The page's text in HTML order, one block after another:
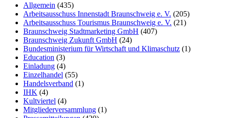
Allgemein (435)
Arbeitsausschuss Innenstadt Braunschweig e. V. (205)
Arbeitsausschuss Tourismus Braunschweig e. V. (21)
Braunschweig Stadtmarketing GmbH (407)
Braunschweig Zukunft GmbH (24)
Bundesministerium für Wirtschaft und Klimaschutz (1)
Education (3)
Einladung (4)
Einzelhandel (55)
Handelsverband (1)
IHK (4)
Kultviertel (4)
Mitgliederversammlung (1)